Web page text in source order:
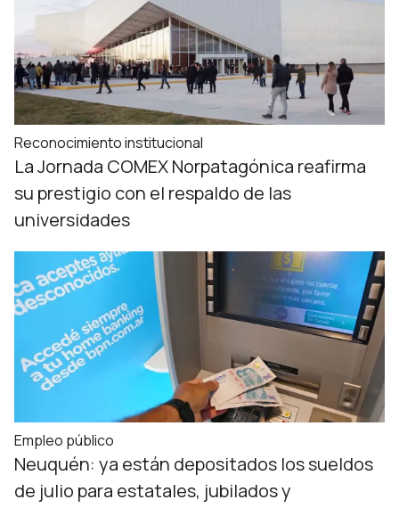
Reconocimiento institucional
La Jornada COMEX Norpatagónica reafirma
su prestigio con el respaldo de las
universidades
Empleo público
Neuquén: ya están depositados los sueldos
de julio para estatales, jubilados y